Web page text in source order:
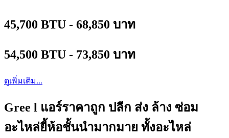
45,700 BTU - 68,850 บาท
54,500 BTU - 73,850 บาท
ดูเพิ่มเติม...
Gree l แอร์ราคาถูก ปลีก ส่ง ล้าง ซ่อม
อะไหล่ยี้ห้อชั้นนำมากมาย ทั้งอะไหล่